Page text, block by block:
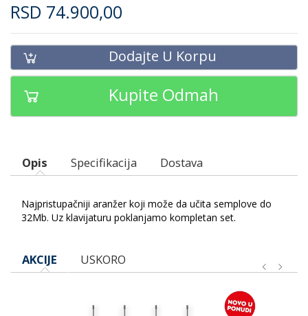
RSD 74.900,00
Dodajte U Korpu
Kupite Odmah
Opis Specifikacija Dostava
Najpristupačniji aranžer koji može da učita semplove do
32Mb. Uz klavijaturu poklanjamo kompletan set.
AKCIJE USKORO